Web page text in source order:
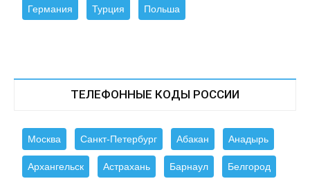
Германия Турция Польша
ТЕЛЕФОННЫЕ КОДЫ РОССИИ
Москва Санкт-Петербург Абакан Анадырь
Архангельск Астрахань Барнаул Белгород